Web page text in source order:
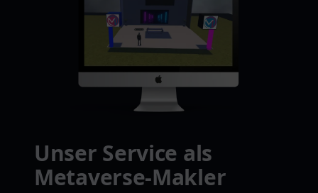
Unser Service als
Metaverse-Makler